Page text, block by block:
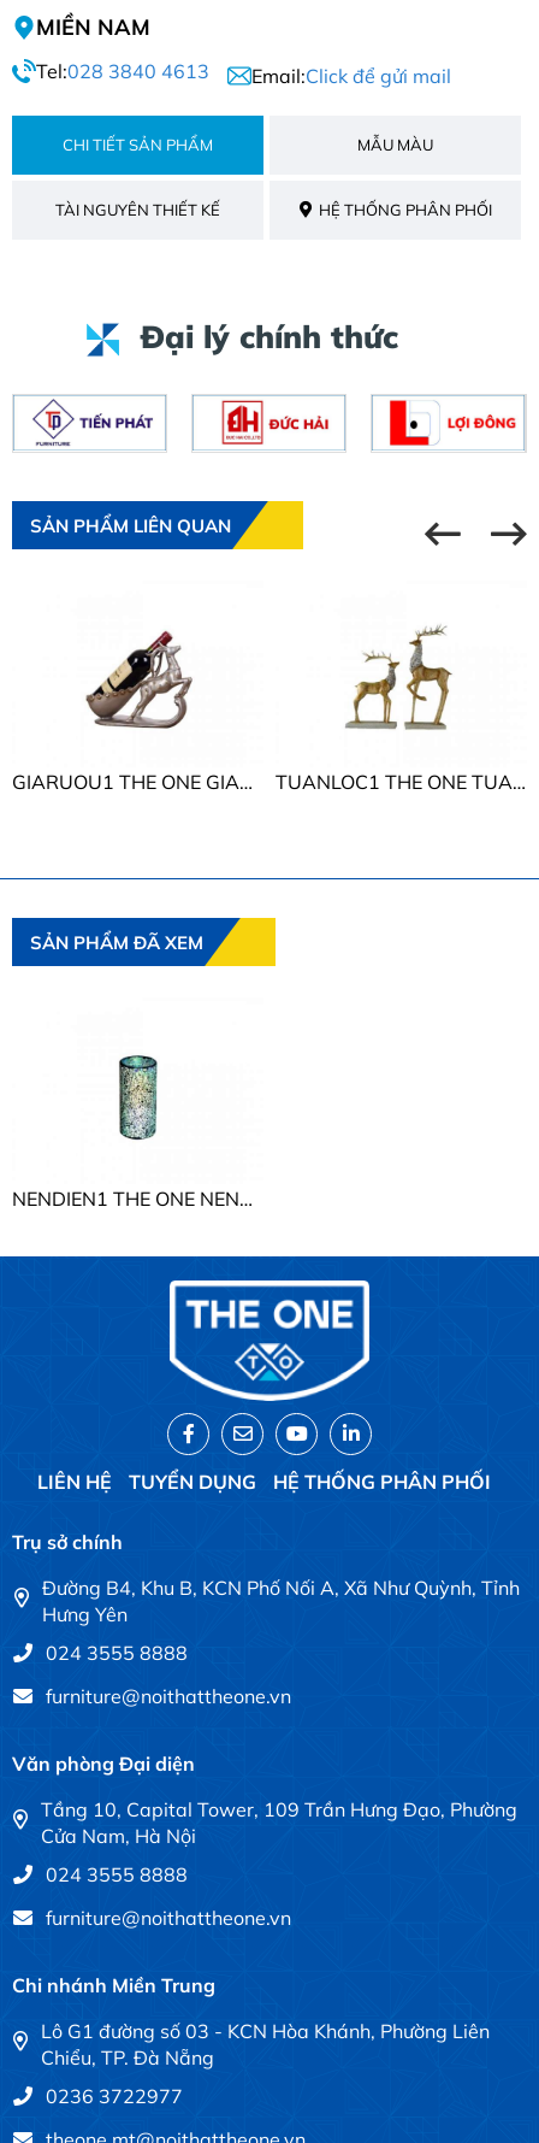
MIỀN NAM
Tel:028 3840 4613 Email:Click để gửi mail
CHI TIẾT SẢN PHẨM MẪU MÀU
TÀI NGUYÊN THIẾT KẾ HỆ THỐNG PHÂN PHỐI
Đại lý chính thức
SẢN PHẨM LIÊN QUAN
GIARUOU1 THE ONE GIARUOU1 TUANLOC1 THE ONE TUANLOC1
SẢN PHẨM ĐÃ XEM
NENDIEN1 THE ONE NENDIEN1
LIÊN HỆ TUYỂN DỤNG HỆ THỐNG PHÂN PHỐI
Trụ sở chính
Đường B4, Khu B, KCN Phố Nối A, Xã Như Quỳnh, Tỉnh
Hưng Yên
024 3555 8888
furniture@noithattheone.vn
Văn phòng Đại diện
Tầng 10, Capital Tower, 109 Trần Hưng Đạo, Phường
Cửa Nam, Hà Nội
024 3555 8888
furniture@noithattheone.vn
Chi nhánh Miền Trung
Lô G1 đường số 03 - KCN Hòa Khánh, Phường Liên
Chiểu, TP. Đà Nẵng
0236 3722977